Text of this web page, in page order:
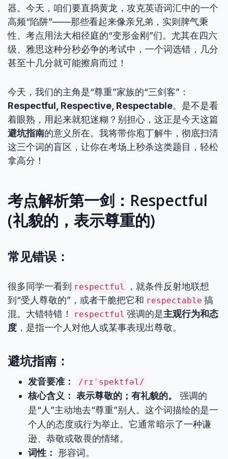
器。今天，咱们要直捣黄龙，攻克英语词汇中的一个
高频“陷阱”——那些看起来像亲兄弟，实则脾气秉
性、考点用法大相径庭的“变形金刚”们。尤其在四六
级、雅思这种分秒必争的考试中，一个词选错，几分
甚至十几分就可能擦肩而过！
今天，我们的主角是“尊重”家族的“三剑客”：
Respectful, Respective, Respectable。是不是看
着眼熟，用起来就犯迷糊？别担心，这正是今天这篇
避坑指南的意义所在。我将带你庖丁解牛，彻底扫清
这三个词的盲区，让你在考场上秒杀这类题目，轻松
拿高分！
考点解析第一剑：Respectful
(礼貌的，表示尊重的)
常见错误：
很多同学一看到 respectful
，就条件反射地联想
到“受人尊敬的”，或者干脆把它和 respectable 搞
混。大错特错！
respectful 强调的是主观行为和态
度 ，是指一个人对他人或某事表现出尊敬。
避坑指南：
发音要准： /rɪˈspektfəl/
核心含义： 表示尊敬的；有礼貌的。
强调的
是“人”主动地去“尊重”别人。这个词描绘的是一
个人的态度或行为举止。它通常暗示了一种谦
逊、恭敬或敬畏的情绪。
词性：
形容词。